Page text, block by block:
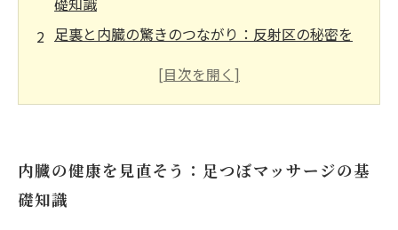
足裏と内臓の驚きのつながり：反射区の秘密を
血行促進と代謝改善を実感！足つぼがもたらす
ぼケアの方法
忙しい日常でもできる！簡単＆効果的な足つぼ
内臓の健康を見直そう：足つぼマッサージの基
礎知識